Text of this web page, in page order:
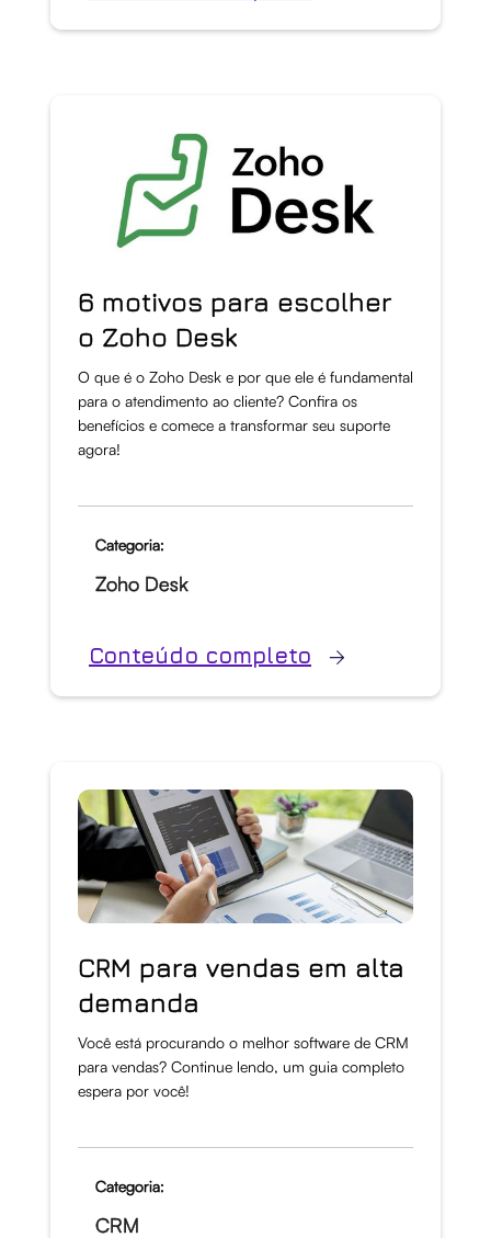
6 motivos para escolher
o Zoho Desk
O que é o Zoho Desk e por que ele é fundamental
para o atendimento ao cliente? Confira os
benefícios e comece a transformar seu suporte
agora!
Categoria:
Zoho Desk
Conteúdo completo
CRM para vendas em alta
demanda
Você está procurando o melhor software de CRM
para vendas? Continue lendo, um guia completo
espera por você!
Categoria:
CRM